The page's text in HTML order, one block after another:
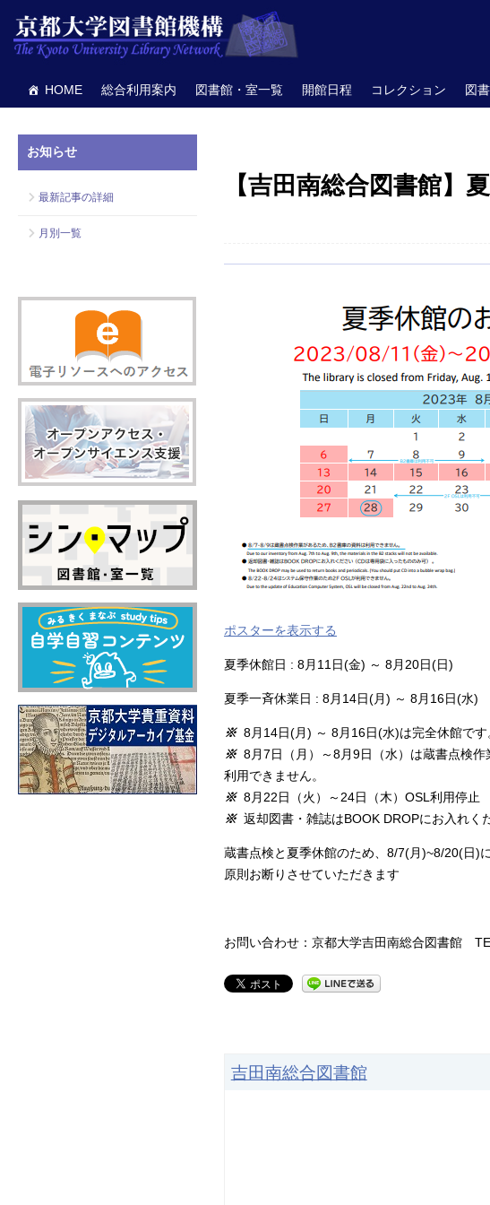
HOME 総合利用案内 図書館・室一覧 開館日程 コレクション 図
【吉田南総合図書館】
ポスターを表示する
夏季休館日 : 8月11日(金) ～ 8月20日(日)
夏季一斉休業日 : 8月14日(月) ～ 8月16日(水)
※8月14日(月) ～ 8月16日(水)は完全休館です
※8月7日（月）～8月9日（水）は蔵書点検作
利用できません。
※8月22日（火）～24日（木）OSL利用停止
※返却図書・雑誌はBOOK DROPにお入れく
蔵書点検と夏季休館のため、8/7(月)~8/20(日)
原則お断りさせていただきます
お問い合わせ：京都大学吉田南総合図書館
吉田南総合図書館
お知らせ
最新記事の詳細
月別一覧